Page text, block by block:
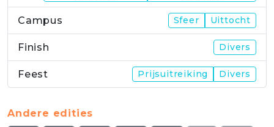
Campus Sfeer Uittocht
Finish Divers
Feest Prijsuitreiking Divers
Andere edities